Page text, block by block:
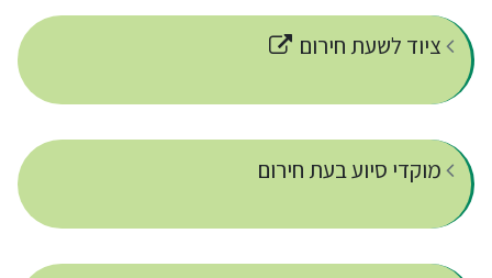
ציוד לשעת חירום
מוקדי סיוע בעת חירום